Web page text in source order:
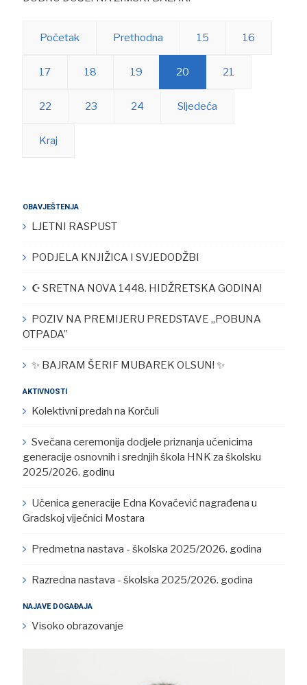
Početak Prethodna 15 16
17 18 19 20 21
22 23 24 Sljedeća
Kraj
OBAVJEŠTENJA
LJETNI RASPUST
PODJELA KNJIŽICA I SVJEDODŽBI
☪︎ SRETNA NOVA 1448. HIDŽRETSKA GODINA!
POZIV NA PREMIJERU PREDSTAVE „POBUNA
OTPADA”
✨ BAJRAM ŠERIF MUBAREK OLSUN! ✨
AKTIVNOSTI
Kolektivni predah na Korčuli
Svečana ceremonija dodjele priznanja učenicima
generacije osnovnih i srednjih škola HNK za školsku
2025/2026. godinu
Učenica generacije Edna Kovačević nagrađena u
Gradskoj vijećnici Mostara
Predmetna nastava - školska 2025/2026. godina
Razredna nastava - školska 2025/2026. godina
NAJAVE DOGAĐAJA
Visoko obrazovanje